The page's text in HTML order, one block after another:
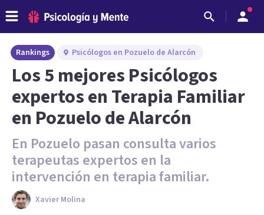
Rankings Psicólogos en Pozuelo de Alarcón
Los 5 mejores Psicólogos
expertos en Terapia Familiar
en Pozuelo de Alarcón
En Pozuelo pasan consulta varios
terapeutas expertos en la
intervención en terapia familiar.
Xavier Molina